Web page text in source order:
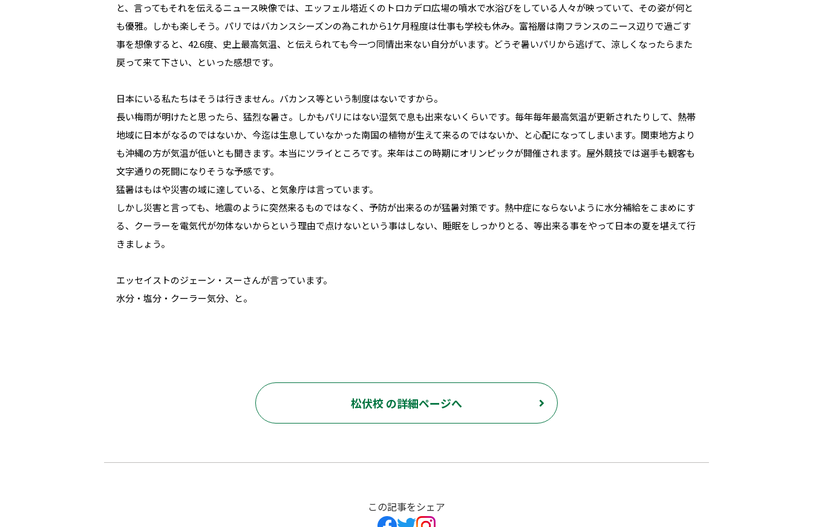
と、言ってもそれを伝えるニュース映像では、エッフェル塔近くのトロカデロ広場の噴水で水浴びをしている人々が映っていて、その姿が何と
も優雅。しかも楽しそう。パリではバカンスシーズンの為これから1ケ月程度は仕事も学校も休み。富裕層は南フランスのニース辺りで過ごす
事を想像すると、42.6度、史上最高気温、と伝えられても今一つ同情出来ない自分がいます。どうぞ暑いパリから逃げて、涼しくなったらまた
戻って来て下さい、といった感想です。
日本にいる私たちはそうは行きません。バカンス等という制度はないですから。
長い梅雨が明けたと思ったら、猛烈な暑さ。しかもパリにはない湿気で息も出来ないくらいです。毎年毎年最高気温が更新されたりして、熱帯
地域に日本がなるのではないか、今迄は生息していなかった南国の植物が生えて来るのではないか、と心配になってしまいます。関東地方より
も沖縄の方が気温が低いとも聞きます。本当にツライところです。来年はこの時期にオリンピックが開催されます。屋外競技では選手も観客も
文字通りの死闘になりそうな予感です。
猛暑はもはや災害の域に達している、と気象庁は言っています。
しかし災害と言っても、地震のように突然来るものではなく、予防が出来るのが猛暑対策です。熱中症にならないように水分補給をこまめにす
る、クーラーを電気代が勿体ないからという理由で点けないという事はしない、睡眠をしっかりとる、等出来る事をやって日本の夏を堪えて行
きましょう。
エッセイストのジェーン・スーさんが言っています。
水分・塩分・クーラー気分、と。
松伏校 の詳細ページへ
この記事をシェア